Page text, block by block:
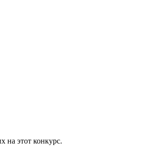
на этот конкурс.